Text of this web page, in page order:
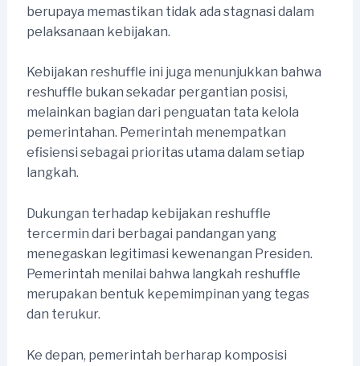
berupaya memastikan tidak ada stagnasi dalam
pelaksanaan kebijakan.
Kebijakan reshuffle ini juga menunjukkan bahwa
reshuffle bukan sekadar pergantian posisi,
melainkan bagian dari penguatan tata kelola
pemerintahan. Pemerintah menempatkan
efisiensi sebagai prioritas utama dalam setiap
langkah.
Dukungan terhadap kebijakan reshuffle
tercermin dari berbagai pandangan yang
menegaskan legitimasi kewenangan Presiden.
Pemerintah menilai bahwa langkah reshuffle
merupakan bentuk kepemimpinan yang tegas
dan terukur.
Ke depan, pemerintah berharap komposisi